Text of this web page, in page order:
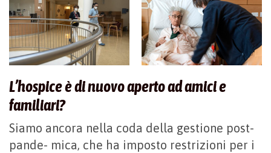
L’hospice è di nuovo aperto ad amici e
familiari?
Siamo ancora nella coda della gestione post-
pande- mica, che ha imposto restrizioni per i